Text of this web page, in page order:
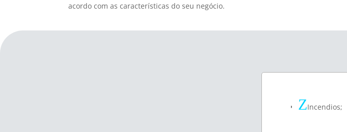
acordo com as características do seu negócio.
ZIncendios;